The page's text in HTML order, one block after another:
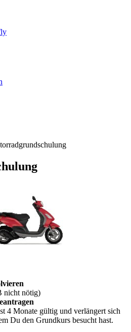
nicht nötig)
4 Monate gültig und verlängert sich
Du den Grundkurs besucht hast.